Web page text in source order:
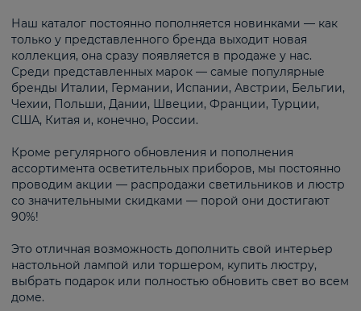
Наш каталог постоянно пополняется новинками — как
только у представленного бренда выходит новая
коллекция, она сразу появляется в продаже у нас.
Среди представленных марок — самые популярные
бренды Италии, Германии, Испании, Австрии, Бельгии,
Чехии, Польши, Дании, Швеции, Франции, Турции,
США, Китая и, конечно, России.
Кроме регулярного обновления и пополнения
ассортимента осветительных приборов, мы постоянно
проводим акции — распродажи светильников и люстр
со значительными скидками — порой они достигают
90%!
Это отличная возможность дополнить свой интерьер
настольной лампой или торшером, купить люстру,
выбрать подарок или полностью обновить свет во всем
доме.